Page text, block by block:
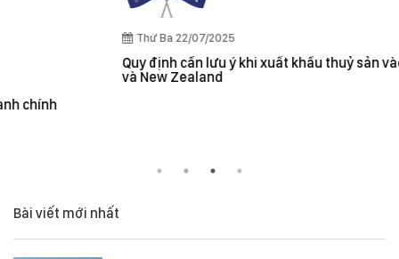
Thứ Ba 22/07/2025
Quy định cần lưu ý khi xuất khẩu thuỷ sản vào thị trường Úc
Bài viết mới nhất